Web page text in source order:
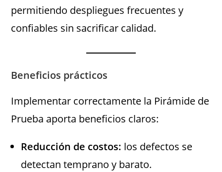
permitiendo despliegues frecuentes y
confiables sin sacrificar calidad.
Beneficios prácticos
Implementar correctamente la Pirámide de
Prueba aporta beneficios claros:
Reducción de costos: los defectos se
detectan temprano y barato.